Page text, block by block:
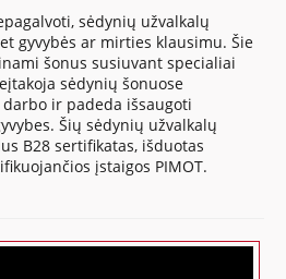
sėdynių užvalkalų
gyvybės ar mirties klausimu. Šie
šonus susiuvant specialiai
sėdynių šonuose
ir padeda išsaugoti
Šių sėdynių užvalkalų
B28 sertifikatas, išduotas
įstaigos PIMOT.